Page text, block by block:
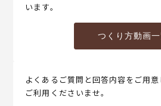
います。
つくり方動画
よくあるご質問と回答内容をご用
ご利用くださいませ。